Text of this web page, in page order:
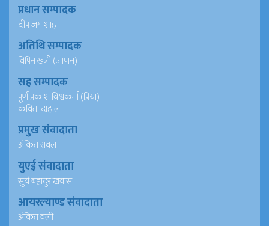
प्रधान सम्पादक
दीप जंग शाह
अतिथि सम्पादक
विपिन खत्री (जापान)
सह सम्पादक
पूर्ण प्रकाश विश्वकर्मा (प्रिया)
कविता दाहाल
प्रमुख संवादाता
अंकित रावल
युएई संवादाता
सुर्य बहादुर खवास
आयरल्याण्ड संवादाता
अंकित वली